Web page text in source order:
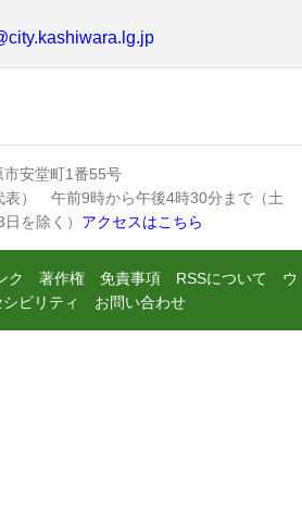
安堂町1番55号
表） 午前9時から午後4時30分まで（土
を除く） アクセスはこちら
ク 著作権 免責事項 RSSについて
ウ
ビリティ
お問い合わせ